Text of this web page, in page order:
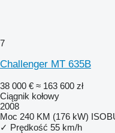
7
Challenger MT 635B
38 000 € ≈ 163 600 zł
Ciągnik kołowy
2008
Moc 240 KM (176 kW)
✓ Prędkość 55 km/h